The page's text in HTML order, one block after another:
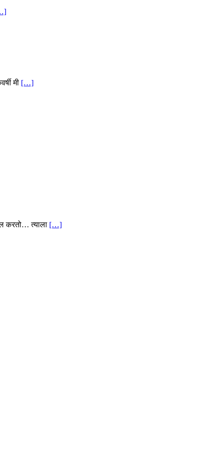
मी […]
करतो… त्याला […]